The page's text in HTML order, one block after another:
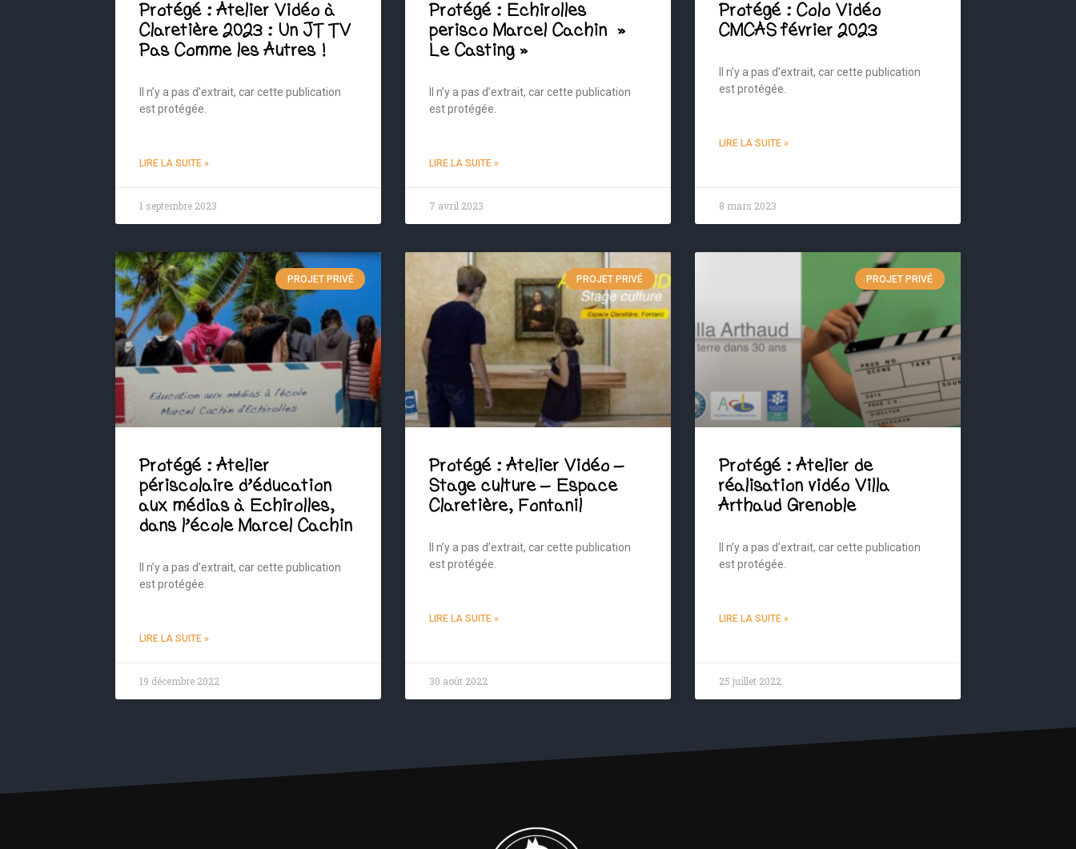
Protégé : Atelier Vidéo à
Claretière 2023 : Un JT TV
Pas Comme les Autres !
Il n’y a pas d’extrait, car cette publication
est protégée.
LIRE LA SUITE »
1 septembre 2023
Protégé : Echirolles
perisco Marcel Cachin »
Le Casting »
Il n’y a pas d’extrait, car cette publication
est protégée.
LIRE LA SUITE »
7 avril 2023
Protégé : Colo Vidéo
CMCAS février 2023
Il n’y a pas d’extrait, car cette publication
est protégée.
LIRE LA SUITE »
8 mars 2023
PROJET PRIVÉ
Protégé : Atelier
périscolaire d’éducation
aux médias à Echirolles,
dans l’école Marcel Cachin
Il n’y a pas d’extrait, car cette publication
est protégée.
LIRE LA SUITE »
19 décembre 2022
PROJET PRIVÉ
Protégé : Atelier Vidéo –
Stage culture – Espace
Claretière, Fontanil
Il n’y a pas d’extrait, car cette publication
est protégée.
LIRE LA SUITE »
30 août 2022
PROJET PRIVÉ
Protégé : Atelier de
réalisation vidéo Villa
Arthaud Grenoble
Il n’y a pas d’extrait, car cette publication
est protégée.
LIRE LA SUITE »
25 juillet 2022